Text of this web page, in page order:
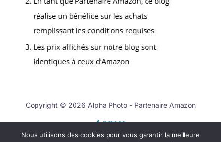
Copyright © 2026 Alpha Photo - Partenaire Amazon
A propos
Contact
Nous utilisons des cookies pour vous garantir la meilleure